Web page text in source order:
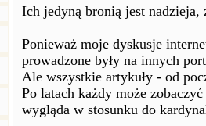
Ich jedyną bronią jest
Ponieważ moje dyskusje
prowadzone były na innych
Ale wszystkie artykuły - od
Po latach każdy może
wygląda w stosunku do